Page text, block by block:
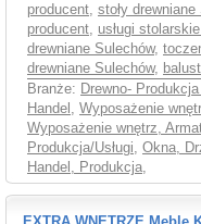
producent, stoły
producent, usługi
drewniane Sulechów,
drewniane Sulechów,
Branże: Drewno-
Handel , Wyposażenie
Wyposażenie wnętrz,
Produkcja/Usługi, Okna,
Handel, Produkcja,